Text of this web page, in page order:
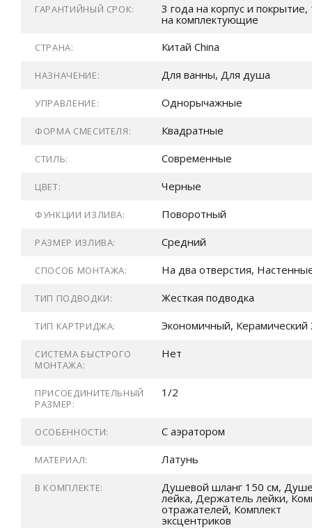
ГАРАНТИЙНЫЙ СРОК:
3 года на корпус и покрытие,
на комплектующие
СТРАНА: Китай China
НАЗНАЧЕНИЕ: Для ванны, Для душа
УПРАВЛЕНИЕ: Однорычажные
ФОРМА СМЕСИТЕЛЯ: Квадратные
СТИЛЬ: Современные
ЦВЕТ: Черные
ФУНКЦИИ ИЗЛИВА: Поворотный
РАЗМЕР ИЗЛИВА: Средний
СПОСОБ МОНТАЖА: На два отверстия,
ТИП ПОДВОДКИ: Жесткая подводка
ТИП КАРТРИДЖА: Экономичный, Керамический
СИСТЕМА БЫСТРОГО
МОНТАЖА:
Нет
ПРИСОЕДИНИТЕЛЬНЫЙ
РАЗМЕР:
1/2
ОСОБЕННОСТИ: С аэратором
МАТЕРИАЛ: Латунь
В КОМПЛЕКТЕ:
Душевой шланг 150 см,
лейка, Держатель лейки,
отражателей, Комплект
эксцентриков